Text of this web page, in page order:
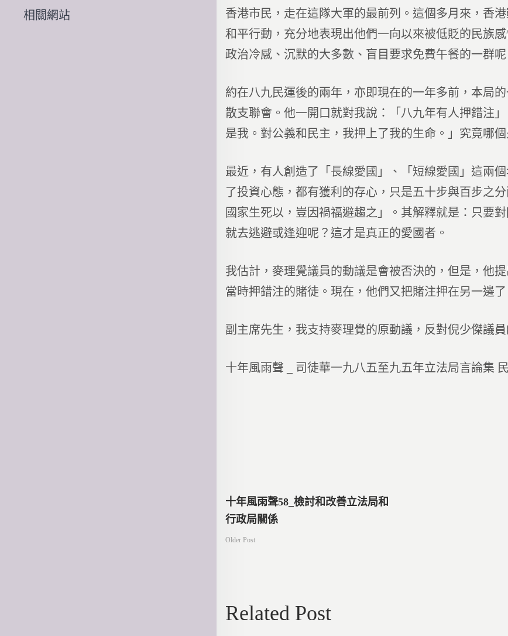
相關網站
香港市民，走在這隊大軍的最前列。這個多月來，香
和平行動，充分地表現出他們一向以來被低貶的民族
政治冷感、沉默的大多數、盲目要求免費午餐的一群呢
約在八九民運後的兩年，亦即現在的一年多前，本局
散支聯會。他一開口就對我說：「八九年有人押錯注
是我。對公義和民主，我押上了我的生命。」究竟哪
最近，有人創造了「長線愛國」、「短線愛國」這兩
了投資心態，都有獲利的存心，只是五十步與百步之
國家生死以，豈因禍福避趨之」。其解釋就是：只要
就去逃避或逢迎呢？這才是真正的愛國者。
我估計，麥理覺議員的動議是會被否決的，但是，他
當時押錯注的賭徒。現在，他們又把賭注押在另一邊
副主席先生，我支持麥理覺的原動議，反對倪少傑議員
十年風雨聲 _ 司徒華一九八五至九五年立法局言論集
文
章
覽
十年風雨聲58_檢討和改善立法局和
行政局關係
Older Post
Related Post